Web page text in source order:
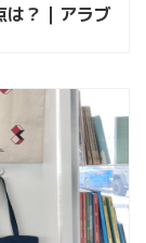
は？｜アラブ